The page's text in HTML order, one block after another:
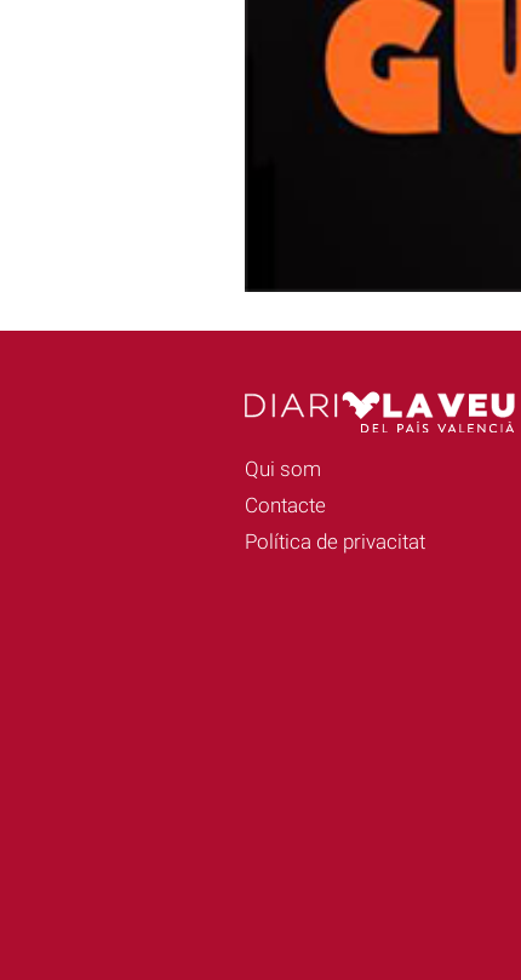
Amb el carnet universitari
(Burjassot, edifici de la
entrades en la taquilla del
Qui som
Contacte
Política de privacitat